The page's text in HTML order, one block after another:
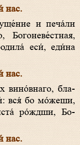
нас.
еси́, еди́на
нас.
вся́ бо мо́жеши,
ро́ждши, Бо­
нас.